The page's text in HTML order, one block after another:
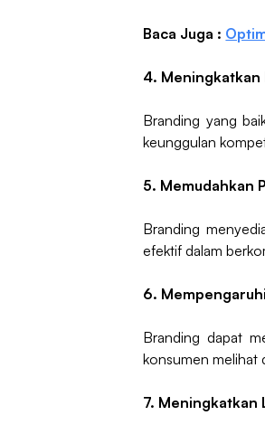
Baca Juga :
4. Meningkatkan
Branding yang
keunggulan
5. Memudahkan
Branding
efektif dalam
6.
Branding dapat
konsumen melihat
7. Meningkatkan